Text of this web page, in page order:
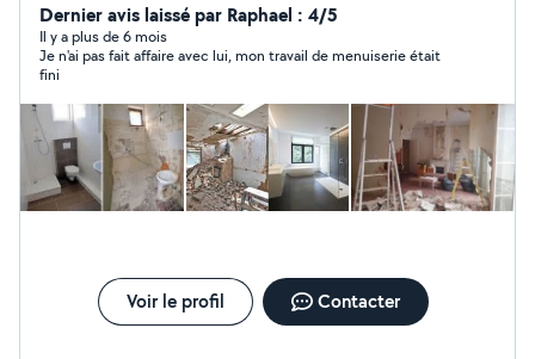
Dernier avis laissé par Raphael : 4/5
Il y a plus de 6 mois
Je n'ai pas fait affaire avec lui, mon travail de menuiserie était
fini
Voir le profil Contacter